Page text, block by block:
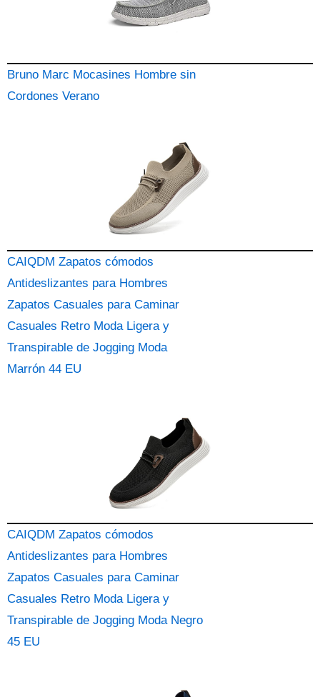
Bruno Marc Mocasines Hombre sin
Cordones Verano
CAIQDM Zapatos cómodos
Antideslizantes para Hombres
Zapatos Casuales para Caminar
Casuales Retro Moda Ligera y
Transpirable de Jogging Moda
Marrón 44 EU
CAIQDM Zapatos cómodos
Antideslizantes para Hombres
Zapatos Casuales para Caminar
Casuales Retro Moda Ligera y
Transpirable de Jogging Moda Negro
45 EU